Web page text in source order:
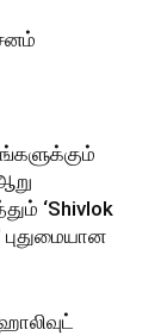
‘Shivlok
புதுமையான